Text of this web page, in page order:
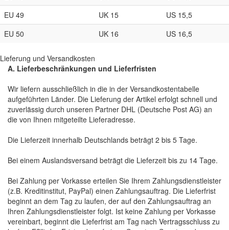
EU 49
UK 15
US 15,5
EU 50
UK 16 US 16,5
Lieferung und Versandkosten
A. Lieferbeschränkungen und Lieferfristen
Wir liefern ausschließlich in die in der Versandkostentabelle
aufgeführten Länder. Die Lieferung der Artikel erfolgt schnell und
zuverlässig durch unseren Partner DHL (Deutsche Post AG) an
die von Ihnen mitgeteilte Lieferadresse.
Die Lieferzeit innerhalb Deutschlands beträgt 2 bis 5 Tage.
Bei einem Auslandsversand beträgt die Lieferzeit bis zu 14 Tage.
Bei Zahlung per Vorkasse erteilen Sie Ihrem Zahlungsdienstleister
(z.B. Kreditinstitut, PayPal) einen Zahlungsauftrag. Die Lieferfrist
beginnt an dem Tag zu laufen, der auf den Zahlungsauftrag an
Ihren Zahlungsdienstleister folgt. Ist keine Zahlung per Vorkasse
vereinbart, beginnt die Lieferfrist am Tag nach Vertragsschluss zu